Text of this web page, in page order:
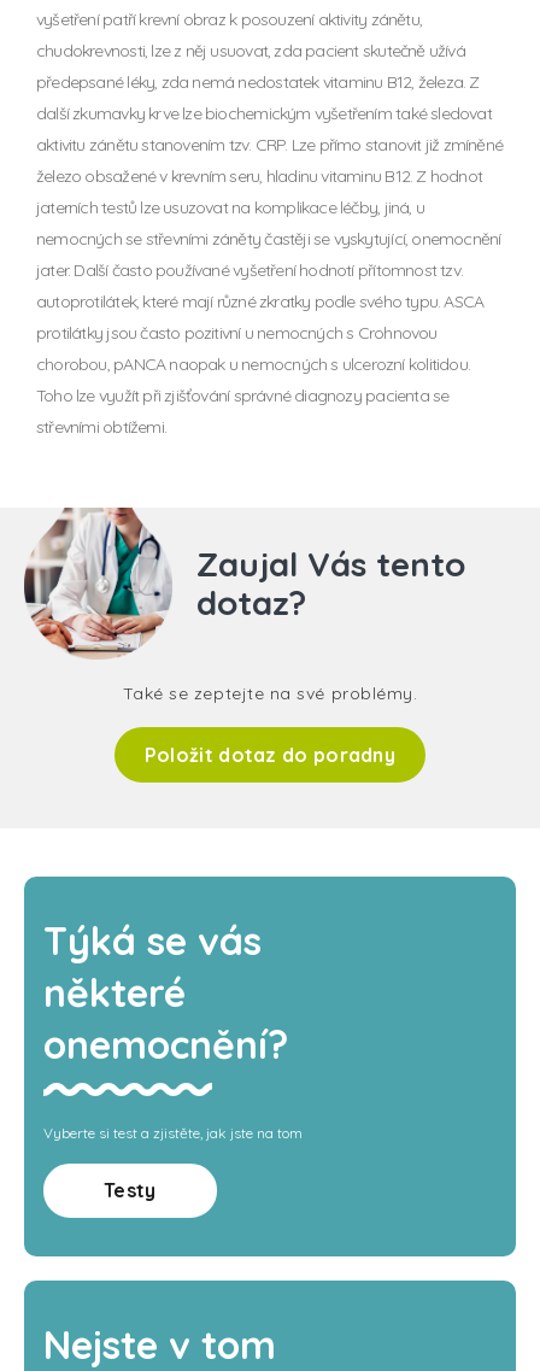
vyšetření patří krevní obraz k posouzení aktivity zánětu,
chudokrevnosti, lze z něj usuovat, zda pacient skutečně užívá
předepsané léky, zda nemá nedostatek vitaminu B12, železa. Z
další zkumavky krve lze biochemickým vyšetřením také sledovat
aktivitu zánětu stanovením tzv. CRP. Lze přímo stanovit již zmíněné
železo obsažené v krevním seru, hladinu vitaminu B12. Z hodnot
jaterních testů lze usuzovat na komplikace léčby, jiná, u
nemocných se střevními záněty častěji se vyskytující, onemocnění
jater. Další často používané vyšetření hodnotí přítomnost tzv.
autoprotilátek, které mají různé zkratky podle svého typu. ASCA
protilátky jsou často pozitivní u nemocných s Crohnovou
chorobou, pANCA naopak u nemocných s ulcerozní kolitidou.
Toho lze využít při zjišťování správné diagnozy pacienta se
střevními obtížemi.
Zaujal Vás tento
dotaz?
Také se zeptejte na své problémy.
Položit dotaz do poradny
Týká se vás
některé
onemocnění?
Vyberte si test a zjistěte, jak jste na tom
Testy
Nejste v tom